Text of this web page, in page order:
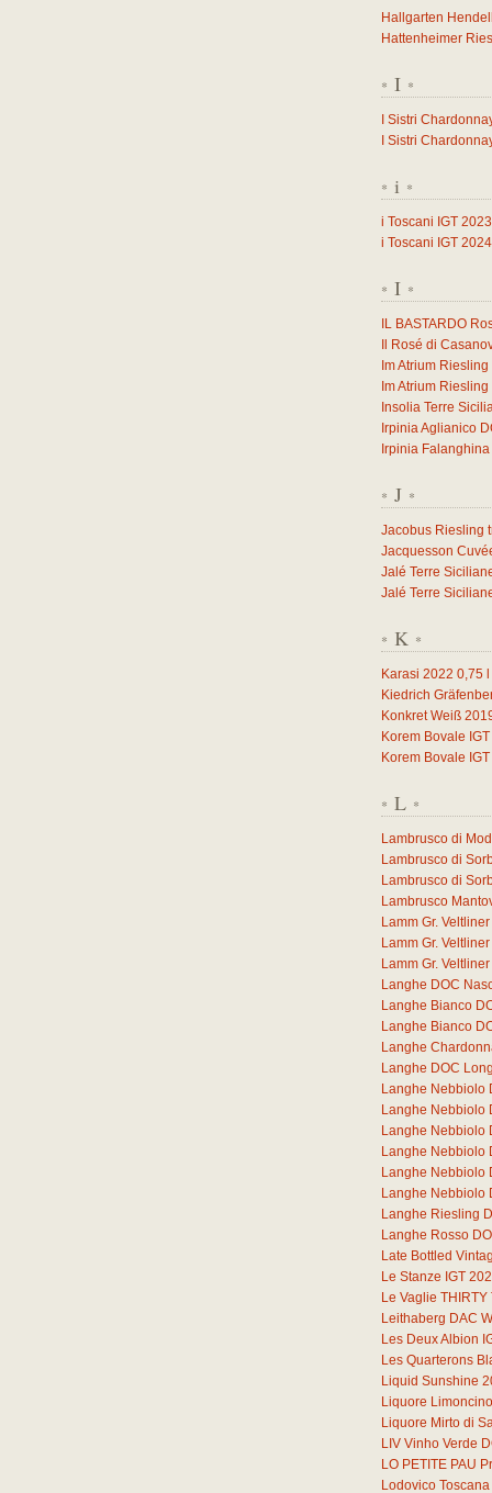
Hallgarten
Hattenheimer
* I *
I Sistri
I Sistri
* i *
i Toscani IGT 2023
i Toscani IGT 2024
* I *
IL BASTARDO
Il Rosé di
Im Atrium
Im Atrium
Insolia Terre
Irpinia Aglianico
Irpinia
* J *
Jacobus Riesling
Jacquesson
Jalé Terre
Jalé Terre
* K *
Karasi 2022 0,75
Kiedrich
Konkret Weiß
Korem Bovale
Korem Bovale
* L *
Lambrusco di
Lambrusco di
Lambrusco di
Lambrusco
Lamm Gr.
Lamm Gr.
Lamm Gr.
Langhe DOC
Langhe Bianco
Langhe Bianco
Langhe
Langhe DOC
Langhe Nebbiolo
Langhe Nebbiolo
Langhe Nebbiolo
Langhe Nebbiolo
Langhe Nebbiolo
Langhe Nebbiolo
Langhe Riesling
Langhe Rosso
Late Bottled
Le Stanze IGT
Le Vaglie
Leithaberg DAC
Les Deux Albion
Les Quarterons
Liquid Sunshine
Liquore Limoncino
Liquore Mirto di
LIV Vinho Verde
LO PETITE PAU
Lodovico